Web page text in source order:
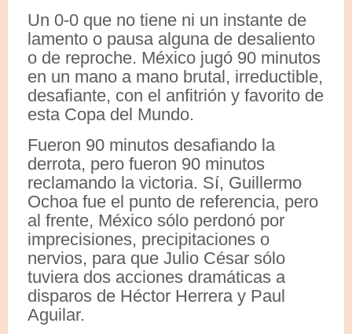
Un 0-0 que no tiene ni un instante de
lamento o pausa alguna de desaliento
o de reproche. México jugó 90 minutos
en un mano a mano brutal, irreductible,
desafiante, con el anfitrión y favorito de
esta Copa del Mundo.
Fueron 90 minutos desafiando la
derrota, pero fueron 90 minutos
reclamando la victoria. Sí, Guillermo
Ochoa fue el punto de referencia, pero
al frente, México sólo perdonó por
imprecisiones, precipitaciones o
nervios, para que Julio César sólo
tuviera dos acciones dramáticas a
disparos de Héctor Herrera y Paul
Aguilar.